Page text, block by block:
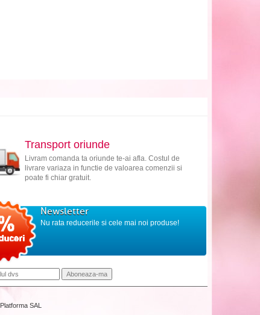
Transport oriunde
Livram comanda ta oriunde te-ai afla. Costul de
livrare variaza in functie de valoarea comenzii si
poate fi chiar gratuit.
Newsletter
Nu rata reducerile si cele mai noi produse!
Platforma SAL